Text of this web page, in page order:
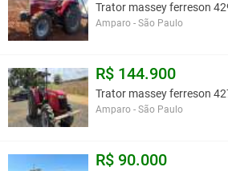
Trator massey ferreson
Amparo - São Paulo
R$ 144.900
Trator massey ferreson
Amparo - São Paulo
R$ 90.000